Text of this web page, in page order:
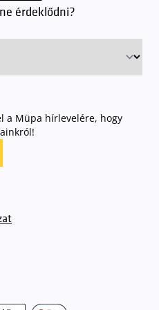
itt
érdeklődni?
a Müpa hírlevelére, hogy